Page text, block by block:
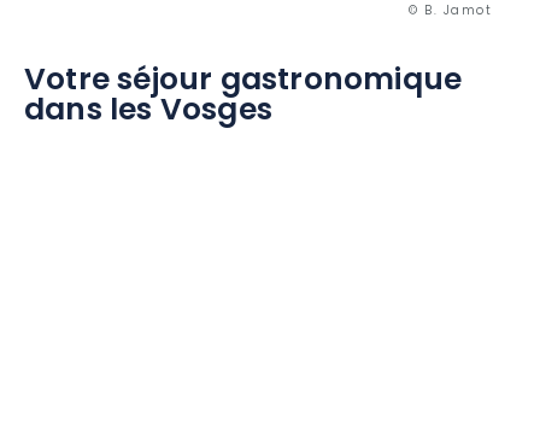
© B. Jamot
Votre séjour gastronomique
dans les Vosges